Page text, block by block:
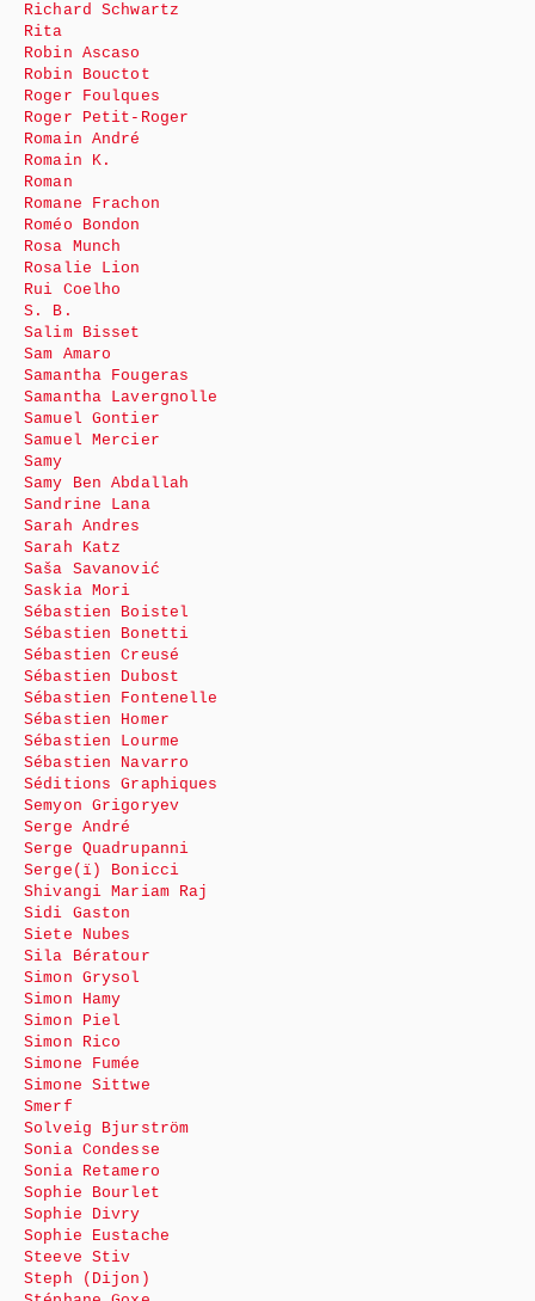
Richard Schwartz
Rita
Robin Ascaso
Robin Bouctot
Roger Foulques
Roger Petit-Roger
Romain André
Romain K.
Roman
Romane Frachon
Roméo Bondon
Rosa Munch
Rosalie Lion
Rui Coelho
S. B.
Salim Bisset
Sam Amaro
Samantha Fougeras
Samantha Lavergnolle
Samuel Gontier
Samuel Mercier
Samy
Samy Ben Abdallah
Sandrine Lana
Sarah Andres
Sarah Katz
Saša Savanović
Saskia Mori
Sébastien Boistel
Sébastien Bonetti
Sébastien Creusé
Sébastien Dubost
Sébastien Fontenelle
Sébastien Homer
Sébastien Lourme
Sébastien Navarro
Séditions Graphiques
Semyon Grigoryev
Serge André
Serge Quadrupanni
Serge(ï) Bonicci
Shivangi Mariam Raj
Sidi Gaston
Siete Nubes
Sila Bératour
Simon Grysol
Simon Hamy
Simon Piel
Simon Rico
Simone Fumée
Simone Sittwe
Smerf
Solveig Bjurström
Sonia Condesse
Sonia Retamero
Sophie Bourlet
Sophie Divry
Sophie Eustache
Steeve Stiv
Steph (Dijon)